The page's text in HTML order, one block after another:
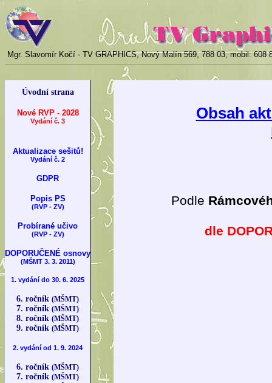
Mgr. Slavomír Kočí - TV GRAPHICS, Nový Malín 569, 788 03, mobil: 608
Úvodní strana
Nové RVP - 2028
Vydání č. 3
Aktualizace sešitů!
Vydání č. 2
GDPR
Popis PS
(RVP - ZV)
Probírané učivo
(RVP - ZV)
DOPORUČENÉ osnovy
(MŠMT 3. 3. 2011)
1. vydání do 30. 6. 2025
6. ročník (MŠMT)
7. ročník (MŠMT)
8. ročník (MŠMT)
9. ročník (MŠMT)
2. vydání od 1. 9. 2024
6. ročník (MŠMT)
7. ročník (MŠMT)
Obsah
Podle
dle